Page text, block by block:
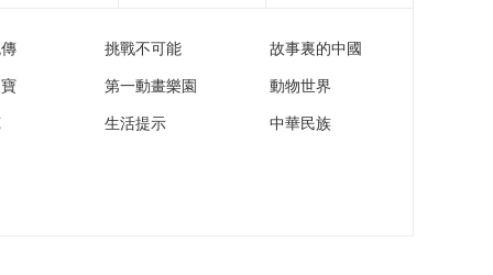
挑戰不可能 故事裏的中國
第一動畫樂園 動物世界
生活提示 中華民族